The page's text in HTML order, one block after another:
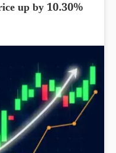
up by 10.30%